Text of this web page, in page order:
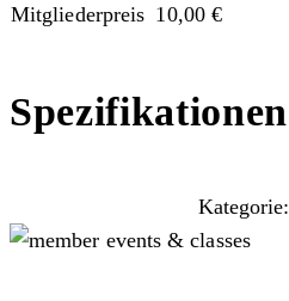
Mitgliederpreis 10,00 €
Spezifikationen
Kategorie: